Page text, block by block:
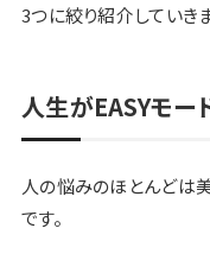
3つに絞り紹介していき
人生がEASYモー
人の悩みのほとんどは
です。